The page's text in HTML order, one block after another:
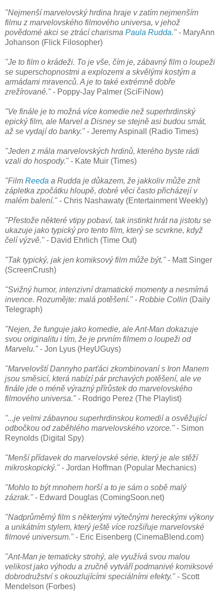
"Nejmenší marvelovský hrdina hraje v zatím nejmenším
filmu z marvelovského filmového universa, v jehož
povědomé akci se ztrácí charisma Paula Rudda." - MaryAnn
Johanson (Flick Filosopher)
"Je to film o krádeži. To je vše, čím je, zábavný film o loupeži
se superschopnostmi a explozemi a skvělými kostým a
armádami mravenců. A je to také extrémně dobře
zrežírované." - Poppy-Jay Palmer (SciFiNow)
"Ve finále je to možná více komedie než superhrdinský
epický film, ale Marvel a Disney se stejně asi budou smát,
až se vydají do banky." - Jeremy Aspinall (Radio Times)
"Jeden z mála marvelovských hrdinů, kterého byste rádi
vzali do hospody." - Kate Muir (Times)
"Film Reeda a Rudda je důkazem, že jakkoliv může znít
zápletka zpočátku hloupě, dobré věci často přicházejí v
malém balení." - Chris Nashawaty (Entertainment Weekly)
"Přestože některé vtipy pobaví, tak instinkt hrát na jistotu se
ukazuje jako typický pro tento film, který se scvrkne, když
čelí výzvě." - David Ehrlich (Time Out)
"Tak typický, jak jen komiksový film může být." - Matt Singer
(ScreenCrush)
"Svižný humor, intenzivní dramatické momenty a nesmírná
invence. Rozumějte: malá potěšení." - Robbie Collin (Daily
Telegraph)
"Nejen, že funguje jako komedie, ale Ant-Man dokazuje
svou originalitu i tím, že je prvním filmem o loupeži od
Marvelu." - Jon Lyus (HeyUGuys)
"Marvelovští Dannyho parťáci zkombinovaní s Iron Manem
jsou směsicí, která nabízí pár prchavých potěšení, ale ve
finále jde o méně výrazný přírůstek do marvelovského
filmového universa." - Rodrigo Perez (The Playlist)
"...je velmi zábavnou superhrdinskou komedií a osvěžující
odbočkou od zaběhlého marvelovského vzorce." - Simon
Reynolds (Digital Spy)
"Menší přídavek do marvelovské série, který je ale stěží
mikroskopický." - Jordan Hoffman (Popular Mechanics)
"Mohlo to být mnohem horší a to je sám o sobě malý
zázrak." - Edward Douglas (ComingSoon.net)
"Nadprůměrný film s některými výtečnými hereckými výkony
a unikátním stylem, který ještě více rozšiřuje marvelovské
filmové universum." - Eric Eisenberg (CinemaBlend.com)
"Ant-Man je tematicky strohý, ale využívá svou malou
velikost jako výhodu a zručně vytváří podmanivé komiksové
dobrodružství s okouzlujícími speciálními efekty." - Scott
Mendelson (Forbes)